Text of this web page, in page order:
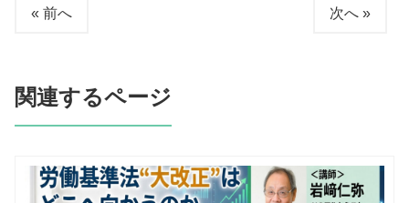
« 前へ 次へ »
関連するページ